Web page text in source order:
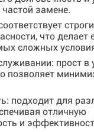
замене.
что
сложных
прост в
позволяет
подходит для
отличную
и